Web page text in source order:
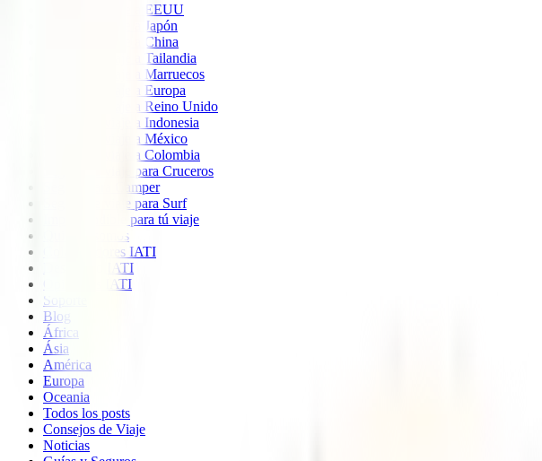
Seguro de viaje a EEUU
Seguro de viaje a Japón
Seguro de viaje a China
Seguro de viaje a Tailandia
Seguro de viaje a Marruecos
Seguro de viaje a Europa
Seguro de viaje a Reino Unido
Seguro de viaje a Indonesia
Seguro de viaje a México
Seguro de viaje a Colombia
Seguro de viaje para Cruceros
Seguro para Camper
Seguro de viaje para Surf
Imprescindible para tú viaje
Quiénes somos
Colaboradores IATI
Descuento IATI
Opiniones IATI
Soporte
Blog
África
Ásia
América
Europa
Oceania
Todos los posts
Consejos de Viaje
Noticias